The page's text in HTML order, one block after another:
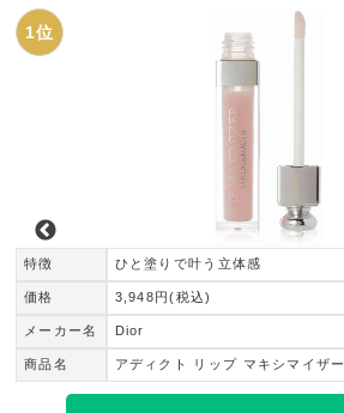
1位
特徴
価格
メーカー名
商品名
ひと塗りで叶う立体感
3,948円(税込)
Dior
アディクト リップ マキシマイザー